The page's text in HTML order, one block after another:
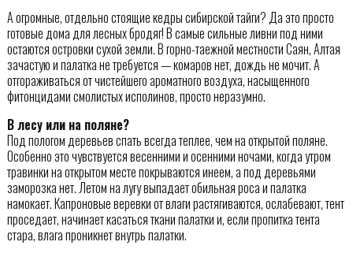
А огромные, отдельно стоящие кедры сибирской тайги? Да это просто
готовые дома для лесных бродяг! В самые сильные ливни под ними
остаются островки сухой земли. В горно-таежной местности Саян, Алтая
зачастую и палатка не требуется — комаров нет, дождь не мочит. А
отгораживаться от чистейшего ароматного воздуха, насыщенного
фитонцидами смолистых исполинов, просто неразумно.
В лесу или на поляне?
Под пологом деревьев спать всегда теплее, чем на открытой поляне.
Особенно это чувствуется весенними и осенними ночами, когда утром
травинки на открытом месте покрываются инеем, а под деревьями
заморозка нет. Летом на лугу выпадает обильная роса и палатка
намокает. Капроновые веревки от влаги растягиваются, ослабевают, тент
проседает, начинает касаться ткани палатки и, если пропитка тента
стара, влага проникнет внутрь палатки.